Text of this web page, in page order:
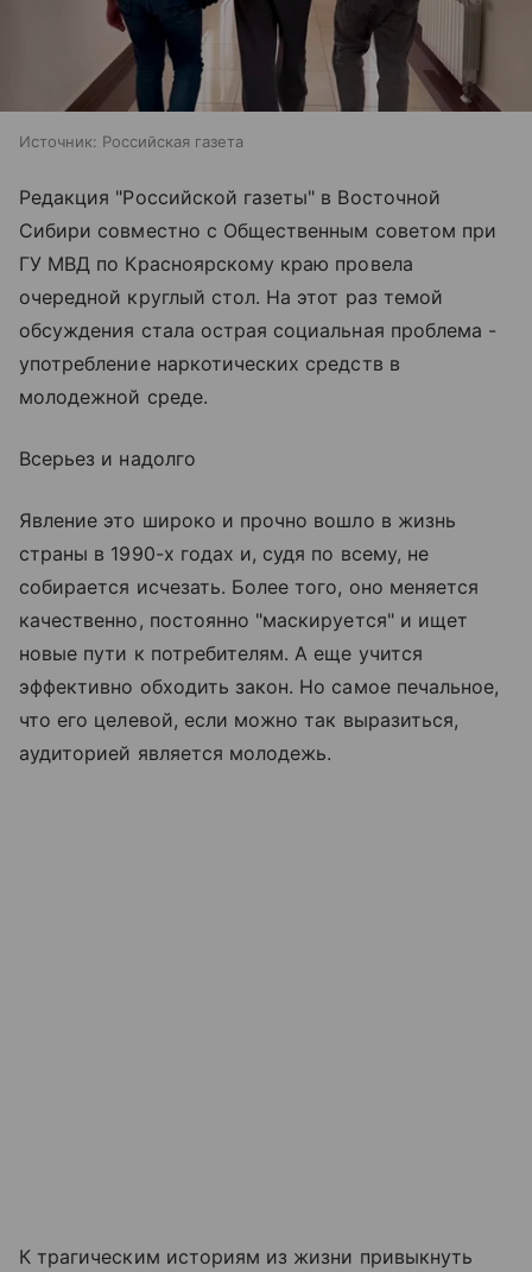
Источник: Российская газета
Редакция "Российской газеты" в Восточной
Сибири совместно с Общественным советом при
ГУ МВД по Красноярскому краю провела
очередной круглый стол. На этот раз темой
обсуждения стала острая социальная проблема -
употребление наркотических средств в
молодежной среде.
Всерьез и надолго
Явление это широко и прочно вошло в жизнь
страны в 1990-х годах и, судя по всему, не
собирается исчезать. Более того, оно меняется
качественно, постоянно "маскируется" и ищет
новые пути к потребителям. А еще учится
эффективно обходить закон. Но самое печальное,
что его целевой, если можно так выразиться,
аудиторией является молодежь.
К трагическим историям из жизни привыкнуть